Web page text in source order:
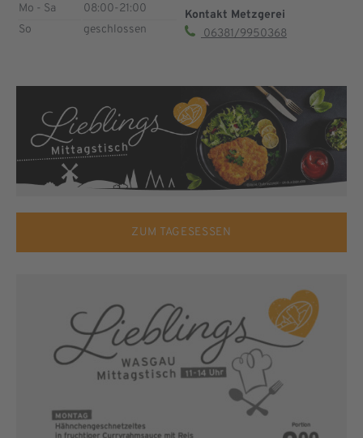
Mo - Sa
08:00-21:00
So
geschlossen
Kontakt Metzgerei
06381/9950368
ZUM TAGESESSEN